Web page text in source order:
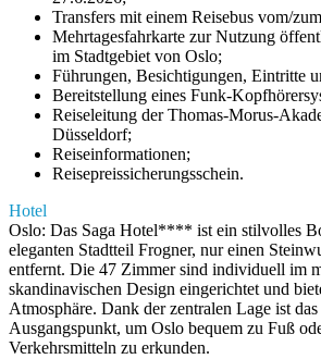
Transfers mit einem Reisebus vom/
Mehrtagesfahrkarte zur Nutzung
im Stadtgebiet von Oslo;
Führungen, Besichtigungen, Eintritte
Bereitstellung eines Funk-
Reiseleitung der Thomas-Morus-
Düsseldorf;
Reiseinformationen;
Reisepreissicherungsschein.
Hotel
Oslo: Das Saga Hotel**** ist ein stilvolles
eleganten Stadtteil Frogner, nur einen
entfernt. Die 47 Zimmer sind individuell im
skandinavischen Design eingerichtet und
Atmosphäre. Dank der zentralen Lage ist
Ausgangspunkt, um Oslo bequem zu Fuß
Verkehrsmitteln zu erkunden.